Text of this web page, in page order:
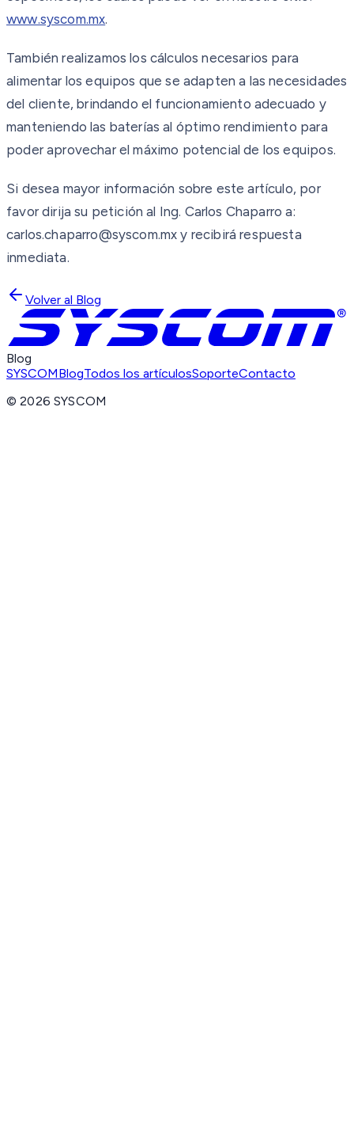
www.syscom.mx.
También realizamos los cálculos necesarios para
alimentar los equipos que se adapten a las necesidades
del cliente, brindando el funcionamiento adecuado y
manteniendo las baterías al óptimo rendimiento para
poder aprovechar el máximo potencial de los equipos.
Si desea mayor información sobre este artículo, por
favor dirija su petición al Ing. Carlos Chaparro a:
carlos.chaparro@syscom.mx y recibirá respuesta
inmediata.
Volver al Blog
Blog
SYSCOMBlogTodos los artículosSoporteContacto
©2026 SYSCOM